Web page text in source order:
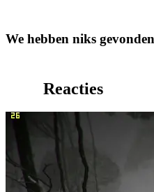
We hebben niks gevonden
Reacties